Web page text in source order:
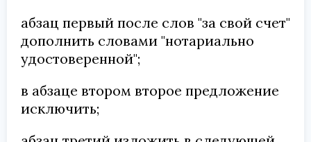
абзац первый после слов "за свой счет"
дополнить словами "нотариально
удостоверенной";
в абзаце втором второе предложение
исключить;